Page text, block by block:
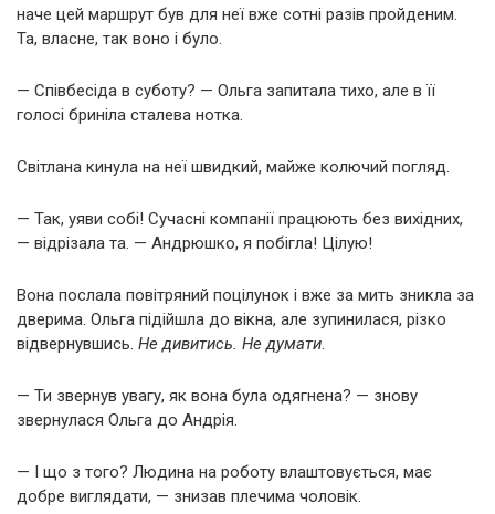
наче цей маршрут був для неї вже сотні разів пройденим.
Та, власне, так воно і було.
— Співбесіда в суботу? — Ольга запитала тихо, але в її
голосі бриніла сталева нотка.
Світлана кинула на неї швидкий, майже колючий погляд.
— Так, уяви собі! Сучасні компанії працюють без вихідних,
— відрізала та. — Андрюшко, я побігла! Цілую!
Вона послала повітряний поцілунок і вже за мить зникла за
дверима. Ольга підійшла до вікна, але зупинилася, різко
відвернувшись. Не дивитись. Не думати.
— Ти звернув увагу, як вона була одягнена? — знову
звернулася Ольга до Андрія.
— І що з того? Людина на роботу влаштовується, має
добре виглядати, — знизав плечима чоловік.